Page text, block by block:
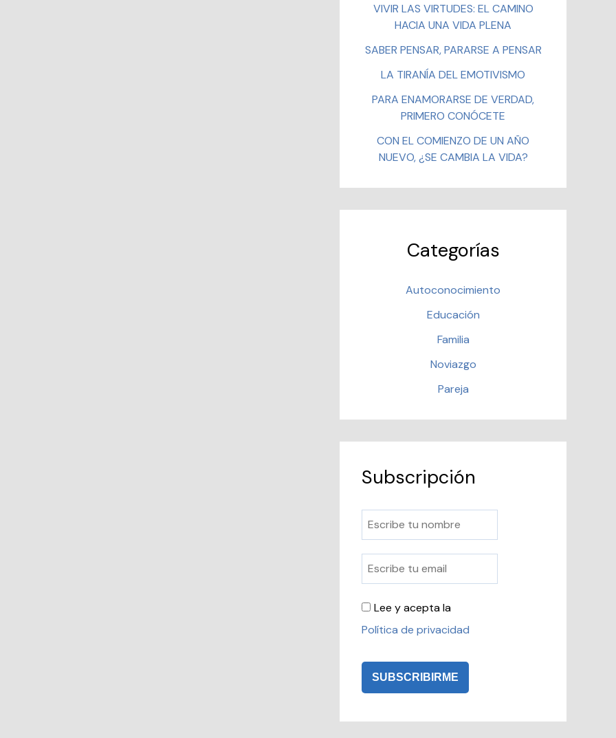
VIVIR LAS VIRTUDES: EL CAMINO
HACIA UNA VIDA PLENA
SABER PENSAR, PARARSE A PENSAR
LA TIRANÍA DEL EMOTIVISMO
PARA ENAMORARSE DE VERDAD,
PRIMERO CONÓCETE
CON EL COMIENZO DE UN AÑO
NUEVO, ¿SE CAMBIA LA VIDA?
Categorías
Autoconocimiento
Educación
Familia
Noviazgo
Pareja
Subscripción
Lee y acepta la
Política de privacidad